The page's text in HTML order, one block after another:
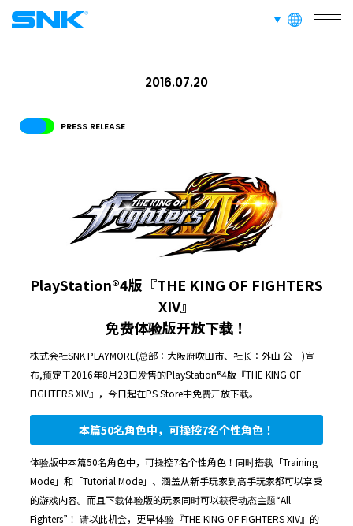
languages
业务介绍
RECRUIT FOR FANS
PRESS RELEASE
2016.07.20
PlayStation®4版『THE KING OF FIGHTERS
XIV』
免费体验版开放下载！
株式会社SNK PLAYMORE(总部：大阪府吹田市、社长：外山 公一)宣
布,预定于2016年8月23日发售的PlayStation®4版『THE KING OF
FIGHTERS XIV』，今日起在PS Store中免费开放下载。
本篇50名角色中，可操控7名个性角色！
体验版中本篇50名角色中，可操控7名个性角色！同时搭载「Training
Mode」和「Tutorial Mode」、涵盖从新手玩家到高手玩家都可以享受
的游戏内容。而且下载体验版的玩家同时可以获得动态主题“All
Fighters”！ 请以此机会，更早体验『THE KING OF FIGHTERS XIV』的